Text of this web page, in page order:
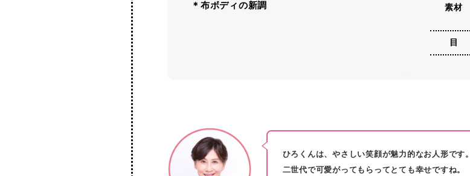
＊布ボディの新調
素材
目
ひろくんは、やさしい笑顔が魅力的なお人形です。
二世代で可愛がってもらってとても幸せですね。